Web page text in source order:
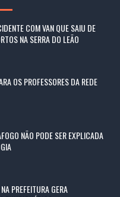
COM VAN QUE SAIU DE
NA SERRA DO LEÃO
OS PROFESSORES DA REDE
NÃO PODE SER EXPLICADA
PREFEITURA GERA